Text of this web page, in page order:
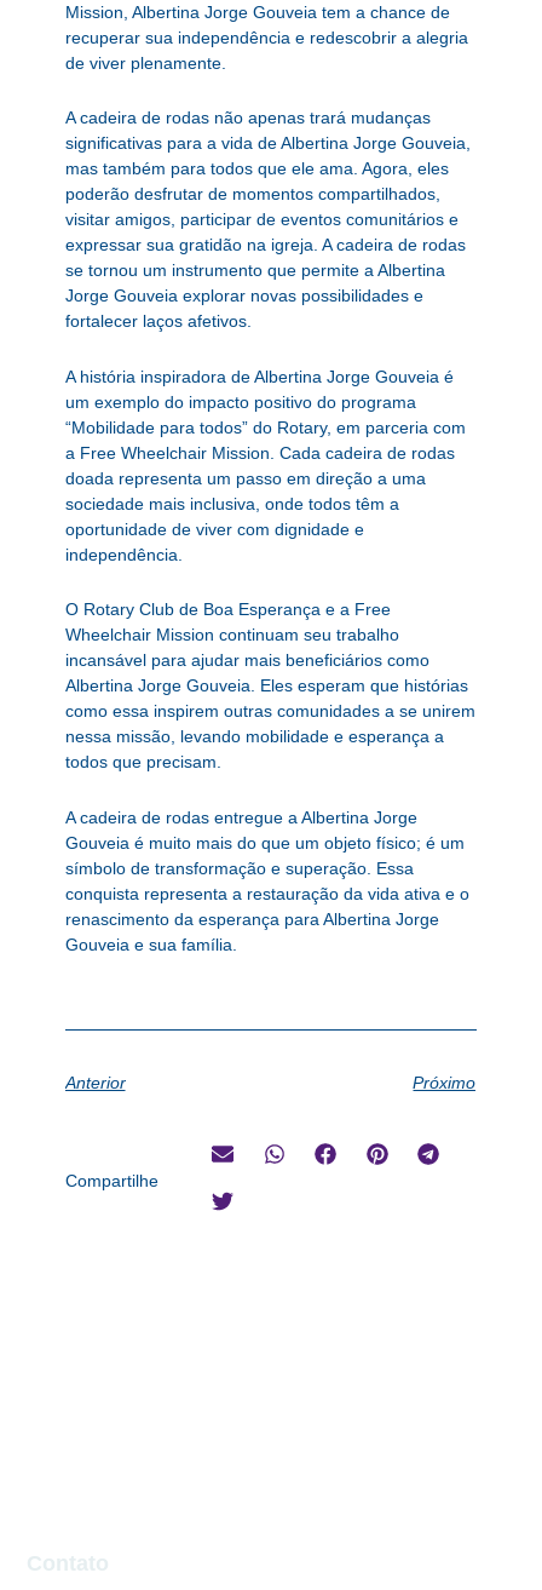
Mission, Albertina Jorge Gouveia tem a chance de
recuperar sua independência e redescobrir a alegria
de viver plenamente.
A cadeira de rodas não apenas trará mudanças
significativas para a vida de Albertina Jorge Gouveia,
mas também para todos que ele ama. Agora, eles
poderão desfrutar de momentos compartilhados,
visitar amigos, participar de eventos comunitários e
expressar sua gratidão na igreja. A cadeira de rodas
se tornou um instrumento que permite a Albertina
Jorge Gouveia explorar novas possibilidades e
fortalecer laços afetivos.
A história inspiradora de Albertina Jorge Gouveia é
um exemplo do impacto positivo do programa
“Mobilidade para todos” do Rotary, em parceria com
a Free Wheelchair Mission. Cada cadeira de rodas
doada representa um passo em direção a uma
sociedade mais inclusiva, onde todos têm a
oportunidade de viver com dignidade e
independência.
O Rotary Club de Boa Esperança e a Free
Wheelchair Mission continuam seu trabalho
incansável para ajudar mais beneficiários como
Albertina Jorge Gouveia. Eles esperam que histórias
como essa inspirem outras comunidades a se unirem
nessa missão, levando mobilidade e esperança a
todos que precisam.
A cadeira de rodas entregue a Albertina Jorge
Gouveia é muito mais do que um objeto físico; é um
símbolo de transformação e superação. Essa
conquista representa a restauração da vida ativa e o
renascimento da esperança para Albertina Jorge
Gouveia e sua família.
Anterior Próximo
Compartilhe
Contato